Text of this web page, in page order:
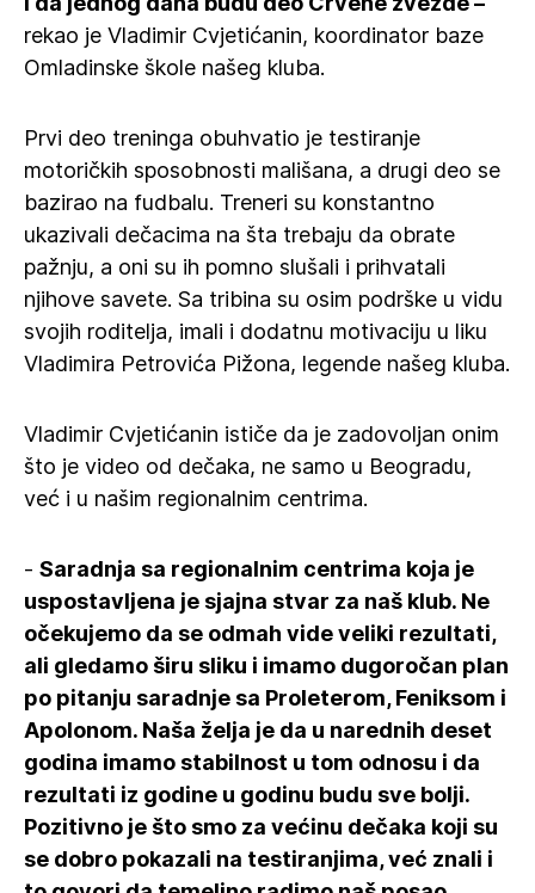
rekao je Vladimir Cvjetićanin, koordinator baze
Omladinske škole našeg kluba.
Prvi deo treninga obuhvatio je testiranje
motoričkih sposobnosti mališana, a drugi deo se
bazirao na fudbalu. Treneri su konstantno
ukazivali dečacima na šta trebaju da obrate
pažnju, a oni su ih pomno slušali i prihvatali
njihove savete. Sa tribina su osim podrške u vidu
svojih roditelja, imali i dodatnu motivaciju u liku
Vladimira Petrovića Pižona, legende našeg kluba.
Vladimir Cvjetićanin ističe da je zadovoljan onim
što je video od dečaka, ne samo u Beogradu,
već i u našim regionalnim centrima.
- Saradnja sa regionalnim centrima koja je
uspostavljena je sjajna stvar za naš klub. Ne
očekujemo da se odmah vide veliki rezultati,
ali gledamo širu sliku i imamo dugoročan plan
po pitanju saradnje sa Proleterom, Feniksom i
Apolonom. Naša želja je da u narednih deset
godina imamo stabilnost u tom odnosu i da
rezultati iz godine u godinu budu sve bolji.
Pozitivno je što smo za većinu dečaka koji su
se dobro pokazali na testiranjima, već znali i